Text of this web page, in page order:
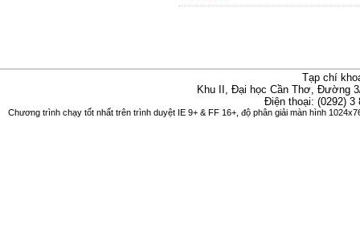
Tạp chí
Khu II, Đại học Cần Thơ, Đường
Điện thoại: (0292)
Chương trình chạy tốt nhất trên trình duyệt IE 9+ & FF 16+, độ phân giải màn hình